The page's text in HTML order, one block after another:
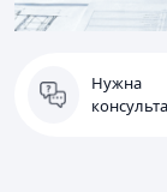
Нужна